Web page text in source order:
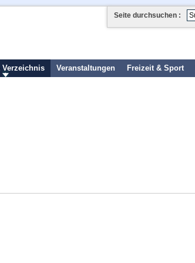
Seite durchsuchen :
Verzeichnis Veranstaltungen Freizeit & Sport